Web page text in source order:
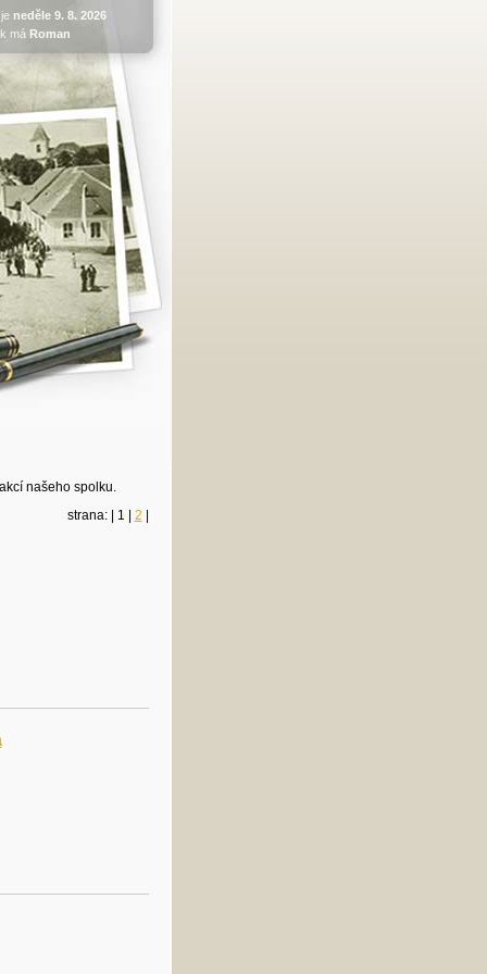
neděle 9. 8. 2026
má Roman
našeho spolku.
strana: | 1 | 2